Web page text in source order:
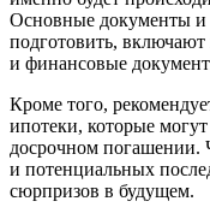
Основные документы и
подготовить,
и финансовые
Кроме того,
ипотеки, которые
досрочном погашении.
и потенциальных
сюрпризов в будущем.